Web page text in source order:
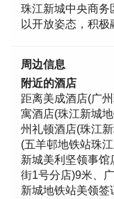
珠江新城中央商务
以开放姿态，积极
周边信息
附近的酒店
距离美成酒店(广
寓酒店(珠江新城
州礼顿酒店(珠江
(五羊邨地铁站珠
新城美利坚领事馆
街1号分店)9米、
新城地铁站美领签